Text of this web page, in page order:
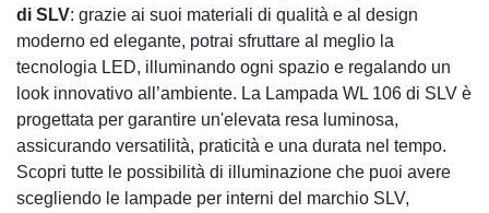
di SLV: grazie ai suoi materiali di qualità e al design
moderno ed elegante, potrai sfruttare al meglio la
tecnologia LED, illuminando ogni spazio e regalando un
look innovativo all’ambiente. La Lampada WL 106 di SLV è
progettata per garantire un'elevata resa luminosa,
assicurando versatilità, praticità e una durata nel tempo.
Scopri tutte le possibilità di illuminazione che puoi avere
scegliendo le lampade per interni del marchio SLV,